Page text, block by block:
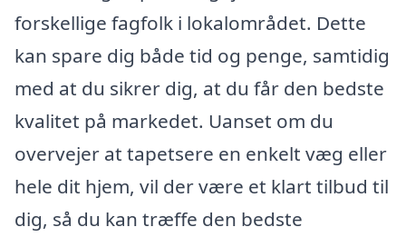
forskellige fagfolk i lokalområdet. Dette
kan spare dig både tid og penge, samtidig
med at du sikrer dig, at du får den bedste
kvalitet på markedet. Uanset om du
overvejer at tapetsere en enkelt væg eller
hele dit hjem, vil der være et klart tilbud til
dig, så du kan træffe den bedste